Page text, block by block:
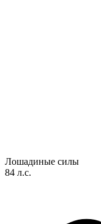
Лошадиные силы
84 л.с.